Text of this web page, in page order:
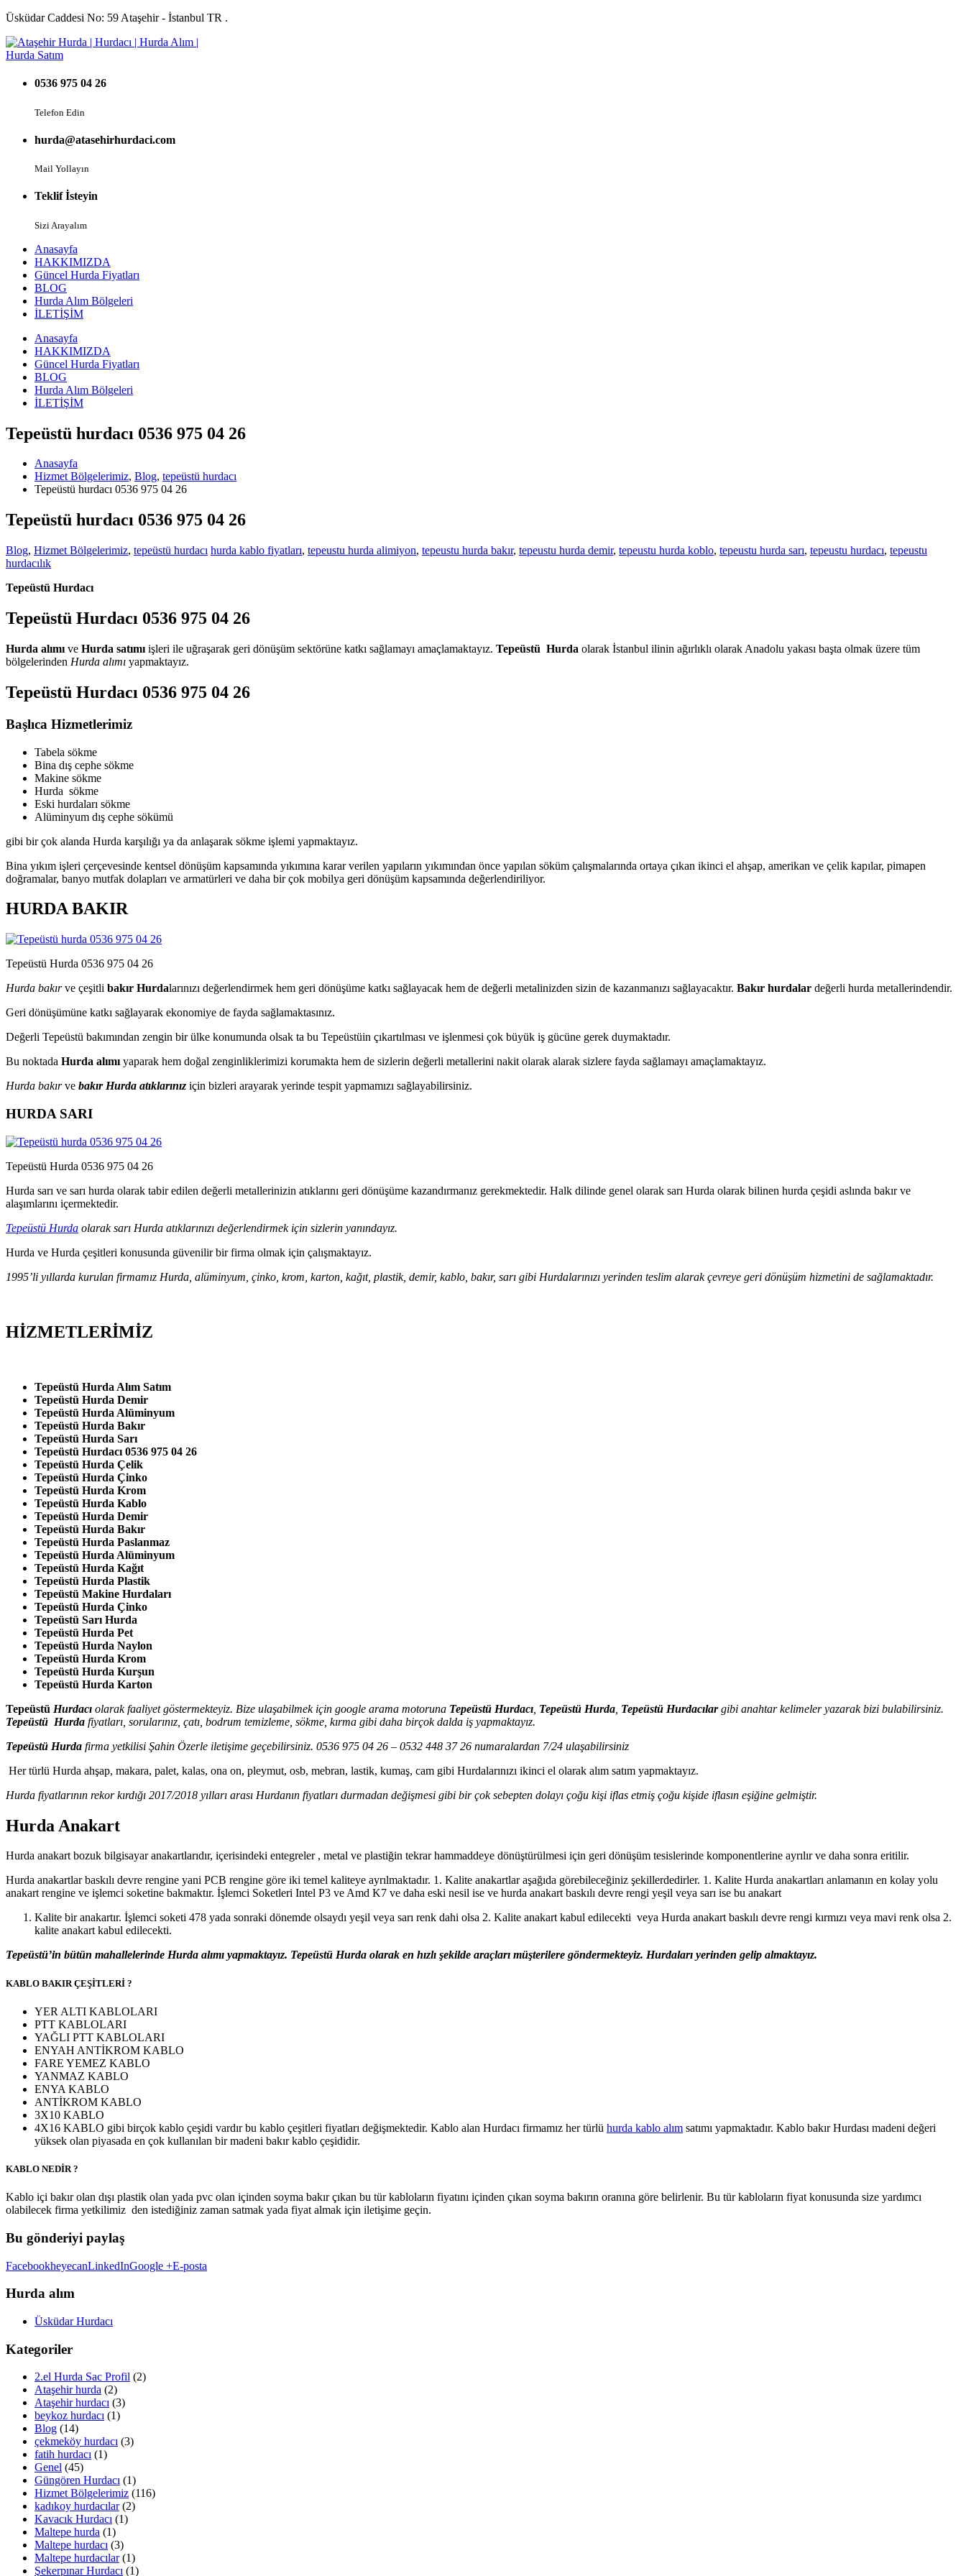
Üsküdar Caddesi No: 59 Ataşehir - İstanbul TR .
0536 975 04 26
Telefon Edin
hurda@atasehirhurdaci.com
Mail Yollayın
Teklif İsteyin
Sizi Arayalım
Anasayfa
HAKKIMIZDA
Güncel Hurda Fiyatları
BLOG
Hurda Alım Bölgeleri
İLETİŞİM
Anasayfa
HAKKIMIZDA
Güncel Hurda Fiyatları
BLOG
Hurda Alım Bölgeleri
İLETİŞİM
Tepeüstü hurdacı 0536 975 04 26
Anasayfa
Hizmet Bölgelerimiz, Blog, tepeüstü hurdacı
Tepeüstü hurdacı 0536 975 04 26
Tepeüstü hurdacı 0536 975 04 26
Blog, Hizmet Bölgelerimiz, tepeüstü hurdacı hurda kablo fiyatları, tepeustu hurda alimiyon, tepeustu hurda bakır, tepeustu hurda demir, tepeustu hurda koblo, tepeustu hurda sarı, tepeustu hurdacı, tepeustu
hurdacılık
Tepeüstü Hurdacı
Tepeüstü Hurdacı 0536 975 04 26
Hurda alımı ve Hurda satımı işleri ile uğraşarak geri dönüşüm sektörüne katkı sağlamayı amaçlamaktayız. Tepeüstü Hurda olarak İstanbul ilinin ağırlıklı olarak Anadolu yakası başta olmak üzere tüm
bölgelerinden Hurda alımı yapmaktayız.
Tepeüstü Hurdacı 0536 975 04 26
Başlıca Hizmetlerimiz
Tabela sökme
Bina dış cephe sökme
Makine sökme
Hurda sökme
Eski hurdaları sökme
Alüminyum dış cephe sökümü
gibi bir çok alanda Hurda karşılığı ya da anlaşarak sökme işlemi yapmaktayız.
Bina yıkım işleri çerçevesinde kentsel dönüşüm kapsamında yıkımına karar verilen yapıların yıkımından önce yapılan söküm çalışmalarında ortaya çıkan ikinci el ahşap, amerikan ve çelik kapılar, pimapen
doğramalar, banyo mutfak dolapları ve armatürleri ve daha bir çok mobilya geri dönüşüm kapsamında değerlendiriliyor.
HURDA BAKIR
Tepeüstü Hurda 0536 975 04 26
Hurda bakırve çeşitli bakır Hurdalarınızı değerlendirmek hem geri dönüşüme katkı sağlayacak hem de değerli metalinizden sizin de kazanmanızı sağlayacaktır. Bakır hurdalar değerli hurda metallerindendir.
Geri dönüşümüne katkı sağlayarak ekonomiye de fayda sağlamaktasınız.
Değerli Tepeüstü bakımından zengin bir ülke konumunda olsak ta bu Tepeüstüin çıkartılması ve işlenmesi çok büyük iş gücüne gerek duymaktadır.
Bu noktada Hurda alımı yaparak hem doğal zenginliklerimizi korumakta hem de sizlerin değerli metallerini nakit olarak alarak sizlere fayda sağlamayı amaçlamaktayız.
Hurda bakırve bakır Hurda atıklarınız için bizleri arayarak yerinde tespit yapmamızı sağlayabilirsiniz.
HURDA SARI
Tepeüstü Hurda 0536 975 04 26
Hurda sarı ve sarı hurda olarak tabir edilen değerli metallerinizin atıklarını geri dönüşüme kazandırmanız gerekmektedir. Halk dilinde genel olarak sarı Hurda olarak bilinen hurda çeşidi aslında bakır ve
alaşımlarını içermektedir.
Tepeüstü Hurda olarak sarı Hurda atıklarınızı değerlendirmek için sizlerin yanındayız.
Hurda ve Hurda çeşitleri konusunda güvenilir bir firma olmak için çalışmaktayız.
1995’li yıllarda kurulan firmamız Hurda, alüminyum, çinko, krom, karton, kağıt, plastik, demir, kablo, bakır, sarı gibi Hurdalarınızı yerinden teslim alarak çevreye geri dönüşüm hizmetini de sağlamaktadır.
HİZMETLERİMİZ
Tepeüstü Hurda Alım Satım
Tepeüstü Hurda Demir
Tepeüstü Hurda Alüminyum
Tepeüstü Hurda Bakır
Tepeüstü Hurda Sarı
Tepeüstü Hurdacı 0536 975 04 26
Tepeüstü Hurda Çelik
Tepeüstü Hurda Çinko
Tepeüstü Hurda Krom
Tepeüstü Hurda Kablo
Tepeüstü Hurda Demir
Tepeüstü Hurda Bakır
Tepeüstü Hurda Paslanmaz
Tepeüstü Hurda Alüminyum
Tepeüstü Hurda Kağıt
Tepeüstü Hurda Plastik
Tepeüstü Makine Hurdaları
Tepeüstü Hurda Çinko
Tepeüstü Sarı Hurda
Tepeüstü Hurda Pet
Tepeüstü Hurda Naylon
Tepeüstü Hurda Krom
Tepeüstü Hurda Kurşun
Tepeüstü Hurda Karton
Tepeüstü Hurdacı olarak faaliyet göstermekteyiz. Bize ulaşabilmek için google arama motoruna Tepeüstü Hurdacı Tepeüstü Hurda Tepeüstü Hurdacılargibi anahtar kelimeler yazarak bizi bulabilirsiniz.
Tepeüstü Hurda fiyatları, sorularınız, çatı, bodrum temizleme, sökme, kırma gibi daha birçok dalda iş yapmaktayız.
Tepeüstü Hurda firma yetkilisi Şahin Özerle iletişime geçebilirsiniz. 0536 975 04 26 – 0532 448 37 26 numaralardan 7/24 ulaşabilirsiniz
Her türlü Hurda ahşap, makara, palet, kalas, ona on, pleymut, osb, mebran, lastik, kumaş, cam gibi Hurdalarınızı ikinci el olarak alım satım yapmaktayız.
Hurda fiyatlarının rekor kırdığı 2017/2018 yılları arası Hurdanın fiyatları durmadan değişmesi gibi bir çok sebepten dolayı çoğu kişi iflas etmiş çoğu kişide iflasın eşiğine gelmiştir.
Hurda Anakart
Hurda anakart bozuk bilgisayar anakartlarıdır, içerisindeki entegreler , metal ve plastiğin tekrar hammaddeye dönüştürülmesi için geri dönüşüm tesislerinde komponentlerine ayrılır ve daha sonra eritilir.
Hurda anakartlar baskılı devre rengine yani PCB rengine göre iki temel kaliteye ayrılmaktadır. 1. Kalite anakartlar aşağıda görebileceğiniz şekillerdedirler. 1. Kalite Hurda anakartları anlamanın en kolay yolu
anakart rengine ve işlemci soketine bakmaktır. İşlemci Soketleri Intel P3 ve Amd K7 ve daha eski nesil ise ve hurda anakart baskılı devre rengi yeşil veya sarı ise bu anakart
Kalite bir anakartır. İşlemci soketi 478 yada sonraki dönemde olsaydı yeşil veya sarı renk dahi olsa 2. Kalite anakart kabul edilecekti veya Hurda anakart baskılı devre rengi kırmızı veya mavi renk olsa 2.
kalite anakart kabul edilecekti.
Tepeüstü’in bütün mahallelerinde Hurda alımı yapmaktayız. Tepeüstü Hurda olarak en hızlı şekilde araçları müşterilere göndermekteyiz. Hurdaları yerinden gelip almaktayız.
KABLO BAKIR ÇEŞİTLERİ ?
YER ALTI KABLOLARI
PTT KABLOLARI
YAĞLI PTT KABLOLARI
ENYAH ANTİKROM KABLO
FARE YEMEZ KABLO
YANMAZ KABLO
ENYA KABLO
ANTİKROM KABLO
3X10 KABLO
4X16 KABLO gibi birçok kablo çeşidi vardır bu kablo çeşitleri fiyatları değişmektedir. Kablo alan Hurdacı firmamız her türlü hurda kablo alım satımı yapmaktadır. Kablo bakır Hurdası madeni değeri
yüksek olan piyasada en çok kullanılan bir madeni bakır kablo çeşididir.
KABLO NEDİR ?
Kablo içi bakır olan dışı plastik olan yada pvc olan içinden soyma bakır çıkan bu tür kabloların fiyatını içinden çıkan soyma bakırın oranına göre belirlenir. Bu tür kabloların fiyat konusunda size yardımcı
olabilecek firma yetkilimiz den istediğiniz zaman satmak yada fiyat almak için iletişime geçin.
Bu gönderiyi paylaş
FacebookheyecanLinkedInGoogle +E-posta
Hurda alım
Üsküdar Hurdacı
Kategoriler
2.el Hurda Sac Profil (2)
Ataşehir hurda (2)
Ataşehir hurdacı (3)
beykoz hurdacı (1)
Blog (14)
çekmeköy hurdacı (3)
fatih hurdacı (1)
Genel (45)
Güngören Hurdacı (1)
Hizmet Bölgelerimiz (116)
kadıkoy hurdacılar(2)
Kavacık Hurdacı (1)
Maltepe hurda (1)
Maltepe hurdacı (3)
Maltepe hurdacılar(1)
Şekerpınar Hurdacı (1)